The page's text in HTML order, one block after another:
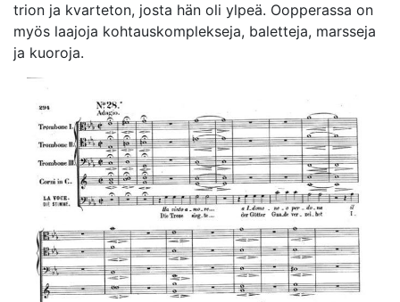
trion ja kvarteton, josta hän oli ylpeä. Oopperassa on
myös laajoja kohtauskomplekseja, baletteja, marsseja
ja kuoroja.